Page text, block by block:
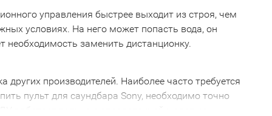
управления быстрее выходит из строя, чем
условиях. На него может попасть вода, он
необходимость заменить дистанционку.
производителей. Наиболее часто требуется
пульт для саундбара Sony, необходимо точно